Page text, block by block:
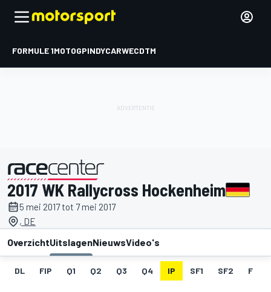
FORMULE 1MOTOGPINDYCARWECDTM
gepresenteerd door
2017 WK Rallycross Hockenheim
5 mei 2017 tot 7 mei 2017
, DE
OverzichtUitslagenNieuwsVideo's
DL FIP Q1 Q2 Q3 Q4 IP SF1 SF2 F